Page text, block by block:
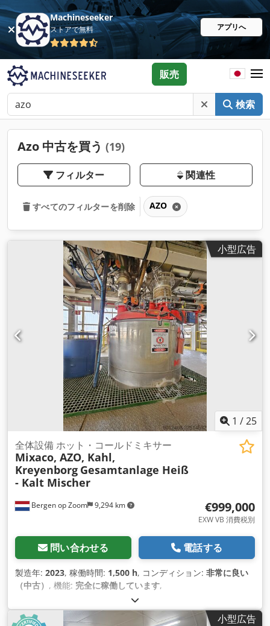
Machineseeker
ストアで無料 アプリへ
検索
販売
Azo 中古を買う (19)
フィルター 関連性
すべてのフィルターを削除 AZO
小型広告
1 /25
Bergen op Zoom 9,294 km
全体設備 ホット・コールドミキサー
Mixaco, AZO, Kahl,
Kreyenborg Gesamtanlage Heiß
- Kalt Mischer
€999,000
EXW VB 消費税別
問い合わせる 電話する
製造年: 2023, 稼働時間: 1,500 h, コンディション: 非常に良い
（中古） , 機能: 完全に稼働しています,
小型広告